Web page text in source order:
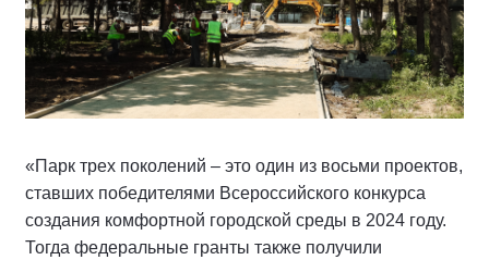
«Парк трех поколений – это один из восьми проектов,
ставших победителями Всероссийского конкурса
создания комфортной городской среды в 2024 году.
Тогда федеральные гранты также получили